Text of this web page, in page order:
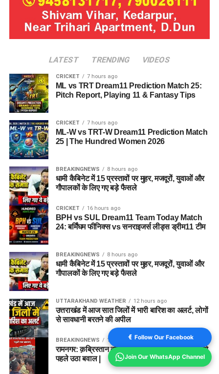
LATEST TRENDING VIDEOS
CRICKET 7 hours ago
ML vs TRT Dream11 Prediction Match 25:
Pitch Report, Playing 11 & Fantasy Tips
CRICKET 7 hours ago
ML-W vs TRT-W Dream11 Prediction Match
25 | The Hundred Women 2026
BREAKINGNEWS 8 hours ago
धामी कैबिनेट में 15 प्रस्तावों पर मुहर, मजदूरों, युवाओं और
गौपालकों के लिए गए बड़े फैसले
CRICKET 16 hours ago
BPH vs SUL Dream11 Team Today Match
24: बर्मिंघम फीनिक्स vs सनराइजर्स लीड्स ड्रीम11 टीम
BREAKINGNEWS 8 hours ago
धामी कैबिनेट में 15 प्रस्तावों पर मुहर, मजदूरों, युवाओं और
गौपालकों के लिए गए बड़े फैसले
UTTARAKHAND WEATHER 12 hours ago
उत्तराखंड में आज सात जिलों में भारी बारिश का अलर्ट, लोगों
से सावधानी बरतने की अपील
BREAKINGNEWS 1 year ago
रामनगर: क़ब्रिस्तान की ज़मीन को लेकर विवाद, दफनाने से
पहले उठा बवाल |
Follow Our Facebook
Join Our WhatsApp Channel